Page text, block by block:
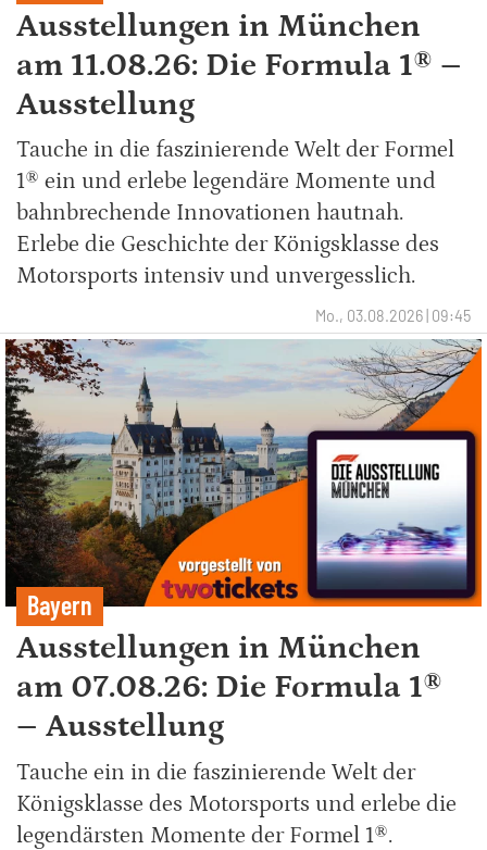
Ausstellungen in München
am 11.08.26: Die Formula 1® –
Ausstellung
Tauche in die faszinierende Welt der Formel
1® ein und erlebe legendäre Momente und
bahnbrechende Innovationen hautnah.
Erlebe die Geschichte der Königsklasse des
Motorsports intensiv und unvergesslich.
Mo., 03.08.2026 | 09:45
Bayern
Ausstellungen in München
am 07.08.26: Die Formula 1®
– Ausstellung
Tauche ein in die faszinierende Welt der
Königsklasse des Motorsports und erlebe die
legendärsten Momente der Formel 1®.